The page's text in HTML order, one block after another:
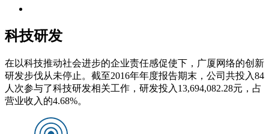
科技研发
在以科技推动社会进步的企业责任感促使下，广厦网络的创新
研发步伐从未停止。截至2016年年度报告期末，公司共投入84
人次参与了科技研发相关工作，研发投入13,694,082.28元，占
营业收入的4.68%。